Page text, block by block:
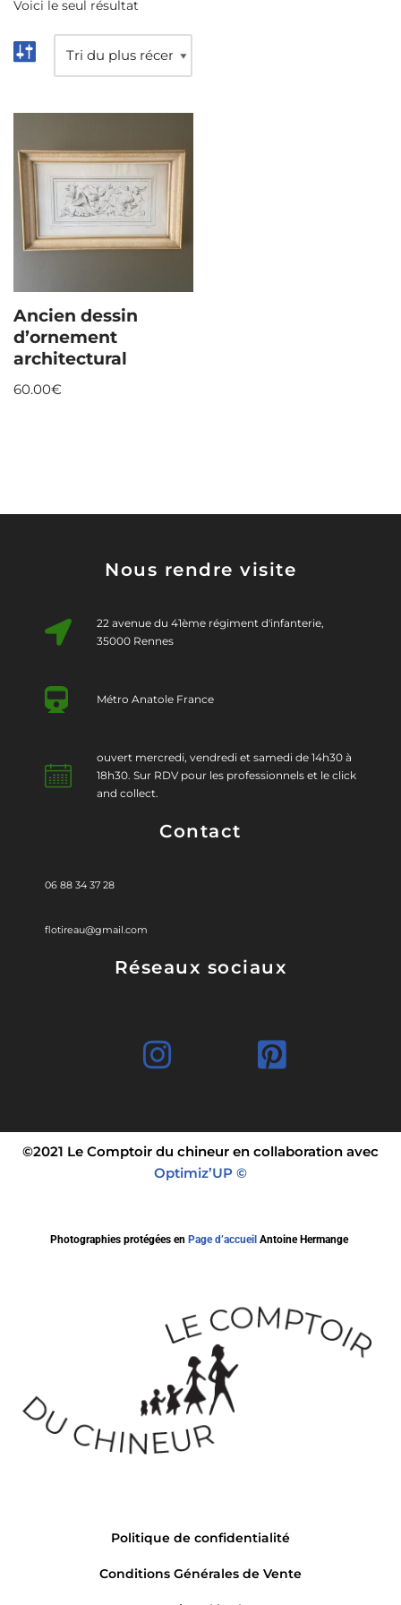
Voici le seul résultat
Ancien dessin
d’ornement
architectural
60.00€
Nous rendre visite
22 avenue du 41ème régiment d'infanterie,
35000 Rennes
Métro Anatole France
ouvert mercredi, vendredi et samedi de 14h30 à
18h30. Sur RDV pour les professionnels et le click
and collect.
Contact
06 88 34 37 28
flotireau@gmail.com
Réseaux sociaux
©2021 Le Comptoir du chineur en collaboration avec
Optimiz’UP ©
Photographies protégées en Page d’accueil Antoine Hermange
Politique de confidentialité
Conditions Générales de Vente